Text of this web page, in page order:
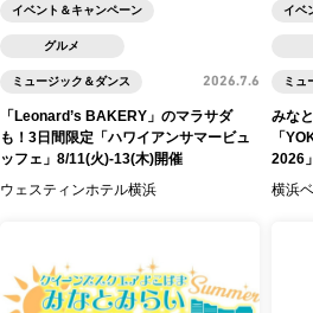
「Leonard’s BAKERY」のマラサダ
も！3日間限定「ハワイアンサマービュ
ッフェ」8/11(火)-13(木)開催
ウェスティンホテル横浜
イベント＆キャンペーン
グルメ
ミュージック＆ダンス 2026.7.6
みな
「
2026
横浜
イベ
ミュ